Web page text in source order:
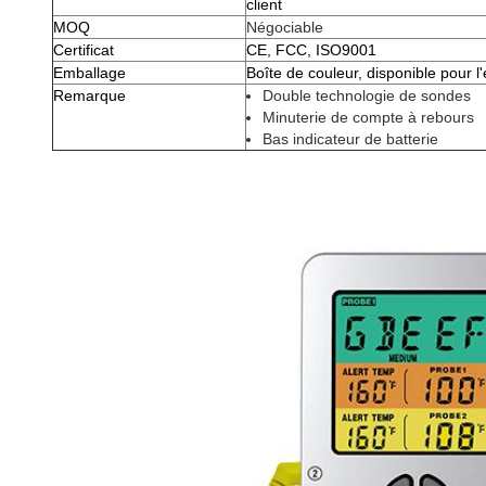
client
MOQ
Négociable
Certificat
CE, FCC, ISO9001
Emballage
Boîte de couleur, disponible pour
Remarque
Double technologie de sondes
Minuterie de compte à rebours
Bas indicateur de batterie